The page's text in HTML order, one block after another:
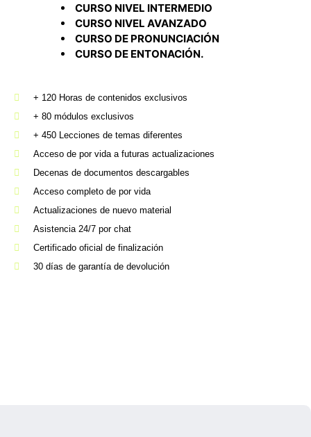
CURSO NIVEL INTERMEDIO
CURSO NIVEL AVANZADO
CURSO DE PRONUNCIACIÓN
CURSO DE ENTONACIÓN.
+ 120 Horas​ de contenidos exclusivos
+ 80 módulos exclusivos
+ 450 Lecciones de​ temas diferentes
Acceso de por vida a futuras actualizaciones
Decenas de documentos descargables
Acceso completo de por vida
Actualizaciones de nuevo material​
Asistencia 24/7 por chat​
Certificado oficial de finalización
30 días de garantía de devolución​